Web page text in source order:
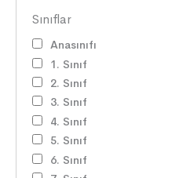
Sınıflar
Anasınıfı
1. Sınıf
2. Sınıf
3. Sınıf
4. Sınıf
5. Sınıf
6. Sınıf